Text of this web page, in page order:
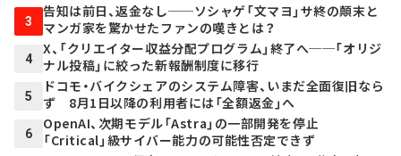
3
告知は前日、返金なし──ソシャゲ「文マヨ」サ終の顛末と
マンガ家を驚かせたファンの嘆きとは？
4
X、「クリエイター収益分配プログラム」終了へ──「オリジ
ナル投稿」に絞った新報酬制度に移行
5
ドコモ・バイクシェアのシステム障害、いまだ全面復旧なら
ず 8月1日以降の利用者には「全額返金」へ
6
OpenAI、次期モデル「Astra」の一部開発を停止
「Critical」級サイバー能力の可能性否定できず